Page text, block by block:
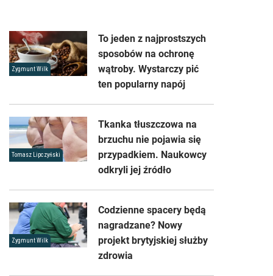
Zygmunt Wilk
To jeden z najprostszych
sposobów na ochronę
wątroby. Wystarczy pić
ten popularny napój
Tomasz Lipczyński
Tkanka tłuszczowa na
brzuchu nie pojawia się
przypadkiem. Naukowcy
odkryli jej źródło
Zygmunt Wilk
Codzienne spacery będą
nagradzane? Nowy
projekt brytyjskiej służby
zdrowia